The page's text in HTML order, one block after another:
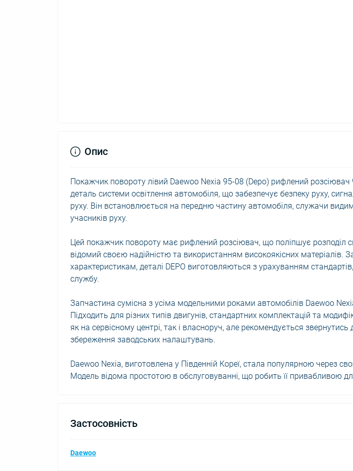
Опис
Покажчик повороту лівий Daewoo Nexia 95-08 (Depo) рифлений
деталь системи освітлення автомобіля, що забезпечує безпеку руху,
руху. Він встановлюється на передню частину автомобіля, служачи
учасників руху.
Цей покажчик повороту має рифлений розсіювач, що поліпшує розподіл
відомий своєю надійністю та використанням високоякісних матеріалів.
характеристикам, деталі DEPO виготовляються з урахуванням
службу.
Запчастина сумісна з усіма модельними роками автомобілів Daewoo
Підходить для різних типів двигунів, стандартних комплектацій та
як на сервісному центрі, так і власноруч, але рекомендується звернутись
збереження заводських налаштувань.
Daewoo Nexia, виготовлена у Південній Кореї, стала популярною через
Модель відома простотою в обслуговуванні, що робить її привабливою
Застосовність
Daewoo